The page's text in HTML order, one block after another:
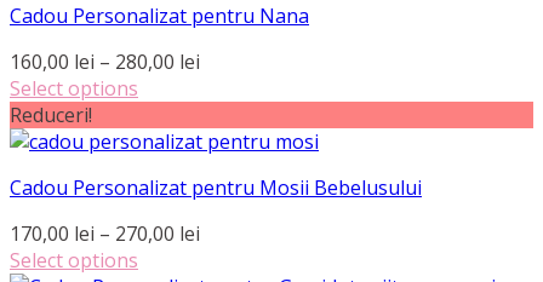
până
are
mai
multe
variații.
Opțiunile
pot
fi
în
pagina
Cadou Personalizat pentru Nana
160,00 lei – 280,00 lei
160,00 lei
la
Select options
Acest
produs
mai
multe
variații.
Opțiunile
Reduceri!
Cadou Personalizat pentru Mosii Bebelusului
170,00 lei – 270,00 lei
Select options